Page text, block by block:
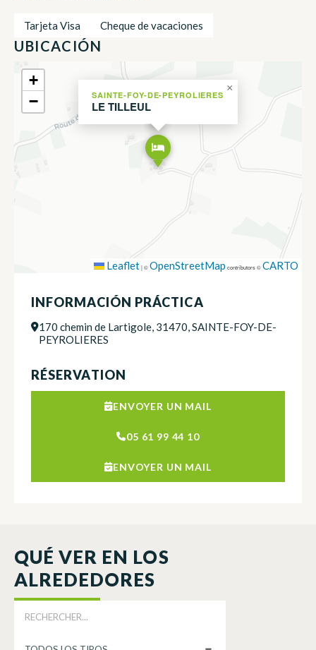
Tarjeta Visa Cheque de vacaciones
UBICACIÓN
SAINTE-FOY-DE-PEYROLIERES
LE TILLEUL
×
+
−
Leaflet|©OpenStreetMap contributors ©CARTO
INFORMACIÓN PRÁCTICA
170 chemin de Lartigole, 31470, SAINTE-FOY-DE-
PEYROLIERES
RÉSERVATION
ENVOYER UN MAIL
05 61 99 44 10
ENVOYER UN MAIL
QUÉ VER EN LOS
ALREDEDORES